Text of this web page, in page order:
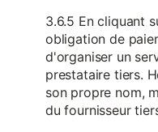
3.6.5 En cliquant
obligation de
d'organiser un
prestataire tiers.
son propre nom,
du fournisseur